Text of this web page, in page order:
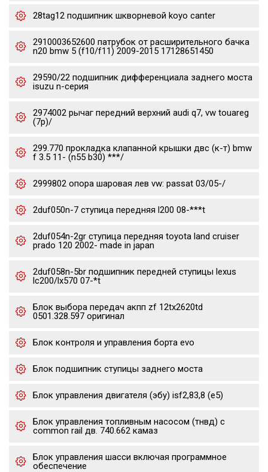
28tag12 подшипник шкворневой koyo canter
2910003652600 патрубок от расширительного бачка
n20 bmw 5 (f10/f11) 2009-2015 17128651450
29590/22 подшипник дифференциала заднего моста
isuzu n-серия
2974002 рычаг передний верхний audi q7, vw touareg
(7p)/
299.770 прокладка клапанной крышки двс (к-т) bmw
f 3.5 11- (n55 b30) ***/
2999802 опора шаровая лев vw: passat 03/05-/
2duf050n-7 ступица передняя l200 08-***t
2duf054n-2gr ступица передняя toyota land cruiser
prado 120 2002- made in japan
2duf058n-5br подшипник передней ступицы lexus
lc200/lx570 07-*t
Блок выбора передач акпп zf 12tx2620td
0501.328.597 оригинал
Блок контроля и управления борта evo
Блок подшипник ступицы заднего моста
Блок управления двигателя (эбу) isf2,83,8 (е5)
Блок управления топливным насосом (тнвд) с
common rail дв. 740.662 камаз
Блок управления шасси включая программное
обеспечение